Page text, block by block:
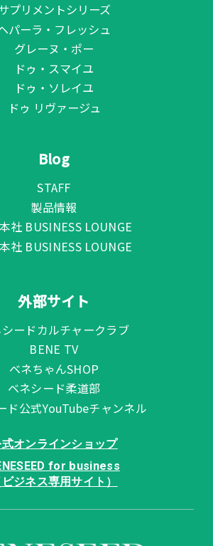
プリメントシリーズ
パーラ・フレッシュ
グレーヌ・ポー
ドゥ・スマイユ
ドゥ・ソレイユ
ドゥ リヴァージュ
Blog
STAFF
製品情報
社 BUSINESS LOUNGE
社 BUSINESS LOUNGE
外部サイト
ードカルチャークラブ
BENE TV
ベネちゃんSHOP
ベネシード柔道部
ド公式YouTubeチャンネル
オンラインショップ
for business
ビジネス専用サイト）